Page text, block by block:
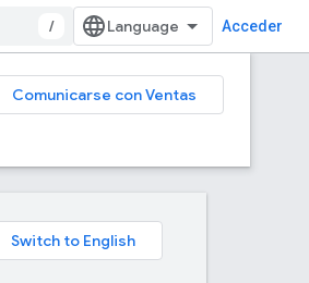
/ Acceder
Comunicarse con Ventas